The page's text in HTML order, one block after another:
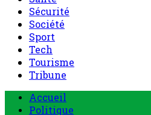
Sécurité
Société
Sport
Tech
Tourisme
Tribune
Menu
principal
Accueil
Politique